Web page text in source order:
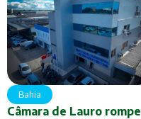
Bahia
Câmara de Lauro rompe